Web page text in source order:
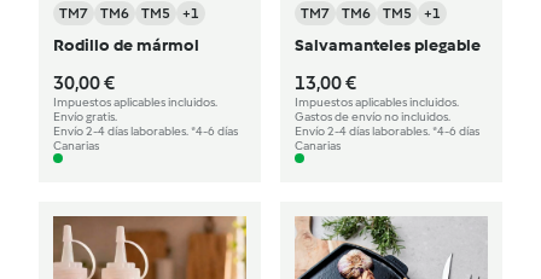
TM7 TM6 TM5 +1
Rodillo de mármol
30,00 €
Impuestos aplicables incluidos.
Envío gratis.
Envío 2-4 días laborables. *4-6 días
Canarias
TM7 TM6 TM5 +1
Salvamanteles plegable
13,00 €
Impuestos aplicables incluidos.
Gastos de envío no incluidos.
Envío 2-4 días laborables. *4-6 días
Canarias